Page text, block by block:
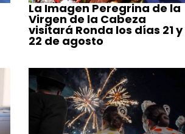
La Imagen Peregrina de la
Virgen de la Cabeza
visitará Ronda los días 21 y
22 de agosto